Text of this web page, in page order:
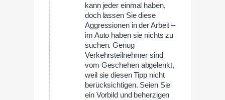
kann jeder einmal haben,
doch lassen Sie diese
Aggressionen in der Arbeit –
im Auto haben sie nichts zu
suchen. Genug
Verkehrsteilnehmer sind
vom Geschehen abgelenkt,
weil sie diesen Tipp nicht
berücksichtigen. Seien Sie
ein Vorbild und beherzigen